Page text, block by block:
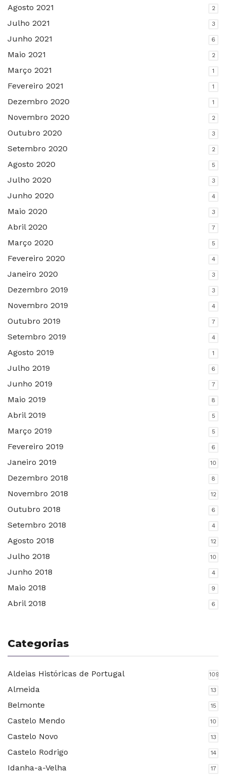
Agosto 2021 2
Julho 2021 3
Junho 2021 6
Maio 2021 2
Março 2021 1
Fevereiro 2021 1
Dezembro 2020 1
Novembro 2020 2
Outubro 2020 3
Setembro 2020 2
Agosto 2020 5
Julho 2020 3
Junho 2020 4
Maio 2020 3
Abril 2020 7
Março 2020 5
Fevereiro 2020 4
Janeiro 2020 3
Dezembro 2019 3
Novembro 2019 4
Outubro 2019 7
Setembro 2019 4
Agosto 2019 1
Julho 2019 6
Junho 2019 7
Maio 2019 8
Abril 2019 5
Março 2019 5
Fevereiro 2019 6
Janeiro 2019 10
Dezembro 2018 8
Novembro 2018 12
Outubro 2018 6
Setembro 2018 4
Agosto 2018 12
Julho 2018 10
Junho 2018 4
Maio 2018 9
Abril 2018 6
Categorias
Aldeias Históricas de Portugal 109
Almeida 13
Belmonte 15
Castelo Mendo 10
Castelo Novo 13
Castelo Rodrigo 14
Idanha-a-Velha 17